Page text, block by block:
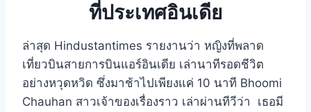
ที่ประเทศอินเดีย
ล่าสุด Hindustantimes รายงานว่า หญิงที่พลาด
เที่ยวบินสายการบินแอร์อินเดีย เล่านาทีรอดชีวิต
อย่างหวุดหวิด ซึ่งมาช้าไปเพียงแค่ 10 นาที Bhoomi
Chauhan สาวเจ้าของเรื่องราว เล่าผ่านทีวีว่า เธอมี